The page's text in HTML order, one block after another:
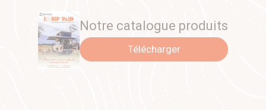
Notre catalogue produits
Télécharger